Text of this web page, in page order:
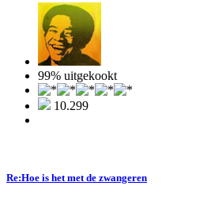
99% uitgekookt
10.299
Re:Hoe is het met de zwangeren